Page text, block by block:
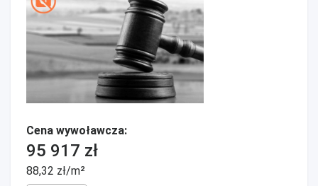
Cena wywoławcza:
95 917 zł
88,32 zł/m²